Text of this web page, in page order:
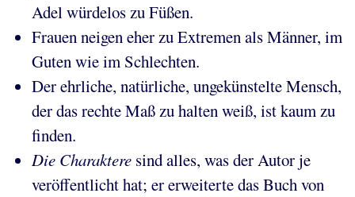
Adel würdelos zu Füßen.
Frauen neigen eher zu Extremen als Männer, im
Guten wie im Schlechten.
Der ehrliche, natürliche, ungekünstelte Mensch,
der das rechte Maß zu halten weiß, ist kaum zu
finden.
Die Charaktere sind alles, was der Autor je
veröffentlicht hat; er erweiterte das Buch von